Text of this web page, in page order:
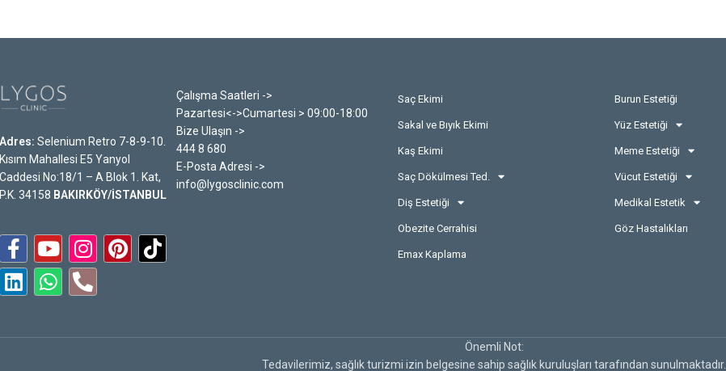
Adres: Selenium Retro 7-8-9-10.
Kısım Mahallesi E5 Yanyol
Caddesi No:18/1 – A Blok 1. Kat,
P.K. 34158 BAKIRKÖY/İSTANBUL
Çalışma Saatleri ->
Pazartesi<->Cumartesi > 09:00-18:00
Bize Ulaşın ->
444 8 680
E-Posta Adresi ->
info@lygosclinic.com
Saç Ekimi
Sakal ve Bıyık Ekimi
Kaş Ekimi
Saç Dökülmesi Ted.
Diş Estetiği
Obezite Cerrahisi
Emax Kaplama
Burun Estetiği
Yüz Estetiği
Meme Estetiği
Vücut Estetiği
Medikal Estetik
Göz Hastalıkları
Önemli Not:
Tedavilerimiz, sağlık turizmi izin belgesine sahip sağlık kuruluşları tarafından sunulmaktadır.